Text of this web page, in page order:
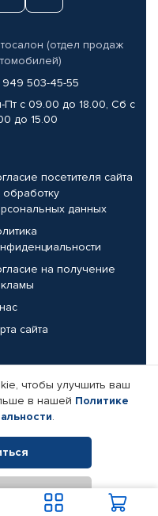
(отдел продаж
949 503-45-55
Пт с 09.00 до 18.00, Сб с
до 15.00
посетителя сайта
обработку
данных
на получение
сайта
компании
права защищены.
Автопрофи.
чтобы улучшить ваш
в нашей Политике
.
В корзину